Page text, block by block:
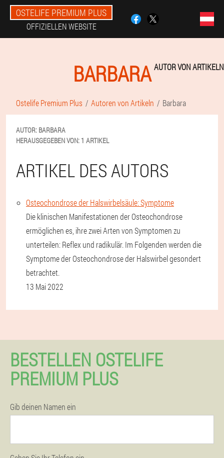
OSTELIFE PREMIUM PLUS
OFFIZIELLEN WEBSITE
BARBARA AUTOR VON ARTIKELN
Ostelife Premium Plus Autoren von Artikeln Barbara
AUTOR: BARBARA
HERAUSGEGEBEN VON: 1 ARTIKEL
ARTIKEL DES AUTORS
Osteochondrose der Halswirbelsäule: Symptome
Die klinischen Manifestationen der Osteochondrose
ermöglichen es, ihre zwei Arten von Symptomen zu
unterteilen: Reflex und radikulär. Im Folgenden werden die
Symptome der Osteochondrose der Halswirbel gesondert
betrachtet.
13 Mai 2022
BESTELLEN OSTELIFE
PREMIUM PLUS
Gib deinen Namen ein